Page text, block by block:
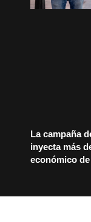
La campaña
inyecta más
económico